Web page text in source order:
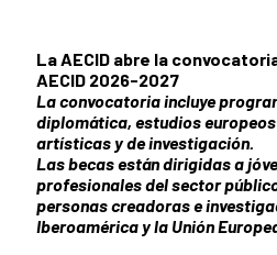
La AECID abre la
AECID 2026-2027
La convocatoria incluye
diplomática, estudios
artísticas y de investigación.
Las becas están dirigidas a
profesionales del sector
personas creadoras e
Iberoamérica y la Unión